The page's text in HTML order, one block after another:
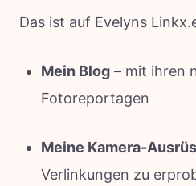
Das ist auf Evelyns
Mein Blog – mit ihren
Fotoreportagen
Meine Kamera-
Verlinkungen zu